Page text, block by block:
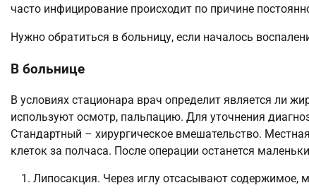
часто инфицирование происходит по причине
Нужно обратиться в больницу, если началось
В больнице
В условиях стационара врач определит является ли
используют осмотр, пальпацию. Для уточнения
Стандартный – хирургическое вмешательство.
клеток за полчаса. После операции останется
Липосакция. Через иглу отсасывают содержимое,